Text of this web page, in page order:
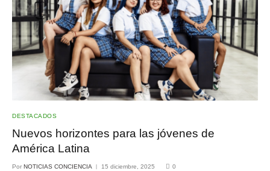
DESTACADOS
Nuevos horizontes para las jóvenes de
América Latina
Por NOTICIAS CONCIENCIA 15 diciembre, 2025 0